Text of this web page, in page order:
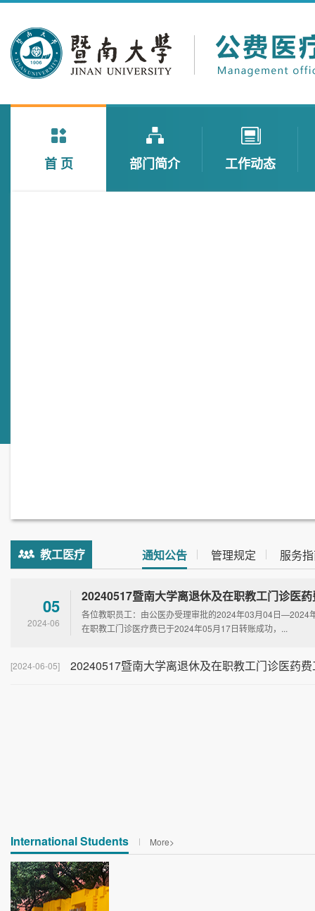
首 页 部门简介 工作动态
教工医疗 通知公告 管理规定 服务
05
2024-06
各位教职员工：由公医办受理审批的2024年03月04日—2024
在职教工门诊医疗费已于2024年05月17日转账成功，...
[2024-06-05] 20240517暨南大学离退休及在职教工门诊医药费工
International Students More>